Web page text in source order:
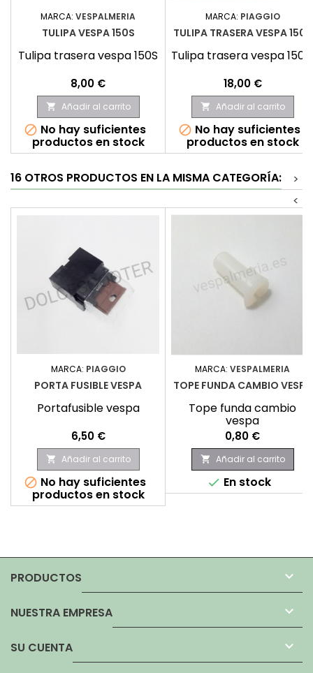
MARCA: VESPALMERIA
TULIPA VESPA 150S
Tulipa trasera vespa 150S
Precio
8,00 €
 Añadir al carrito
 No hay suficientes
productos en stock
MARCA: PIAGGIO
TULIPA TRASERA VESPA 150S
Tulipa trasera vespa 150S
Precio
18,00 €
 Añadir al carrito
 No hay suficientes
productos en stock
16 OTROS PRODUCTOS EN LA MISMA CATEGORÍA:
>
<
MARCA: PIAGGIO
PORTA FUSIBLE VESPA
Portafusible vespa
Precio
6,50 €
 Añadir al carrito
 No hay suficientes
productos en stock
MARCA: VESPALMERIA
TOPE FUNDA CAMBIO VESPA
Tope funda cambio
vespa
Precio
0,80 €
 Añadir al carrito
 En stock
PRODUCTOS 
NUESTRA EMPRESA 
SU CUENTA 